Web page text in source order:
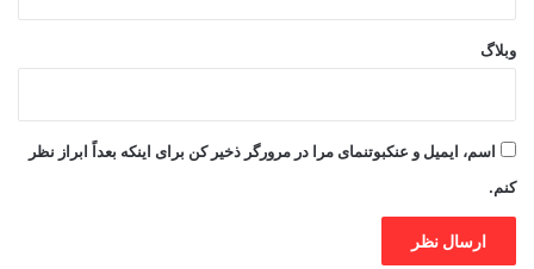
وبلاگ
اسم، ایمیل و عنکبوتنمای مرا در مرورگر ذخیر کن برای اینکه بعداً ابراز نظر
کنم.